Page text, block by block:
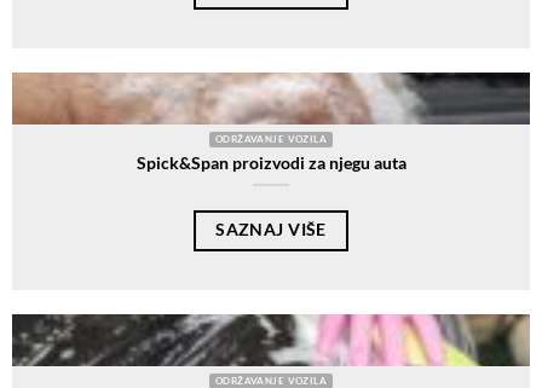
ODRŽAVANJE VOZILA
Spick&Span proizvodi za njegu auta
SAZNAJ VIŠE
ODRŽAVANJE VOZILA